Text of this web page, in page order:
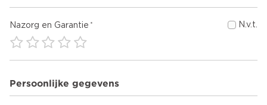
Nazorg en Garantie N.v.t.
Persoonlijke gegevens